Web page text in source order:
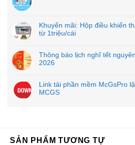
Khuyến mãi: Hộp điều khiển
từ 1triệu/cái
Thông báo lịch nghĩ tết
2026
Link tải phần mềm McGsPro
MCGS
SẢN PHẨM TƯƠNG TỰ